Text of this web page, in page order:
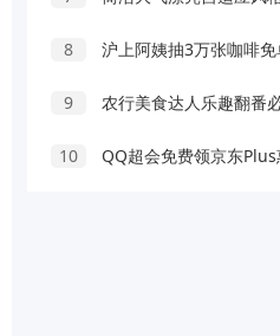
8 沪上阿姨抽3万张咖啡免
9 农行美食达人乐趣翻番必
10 QQ超会免费领京东Plus